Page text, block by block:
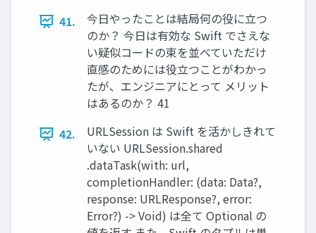
41.
今⽇やったことは結局何の役に⽴つ
のか？ 今⽇は有効な Swift でさえな
い疑似コードの束を並べていただけ
直感のためには役⽴つことがわかっ
たが、エンジニアにとって メリット
はあるのか？ 41
42.
URLSession は Swift を活かしきれて
いない URLSession.shared
.dataTask(with: url,
completionHandler: (data: Data?,
response: URLResponse?, error:
Error?) -> Void) は全て Optional の